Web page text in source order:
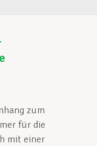
zum
für die
mit einer